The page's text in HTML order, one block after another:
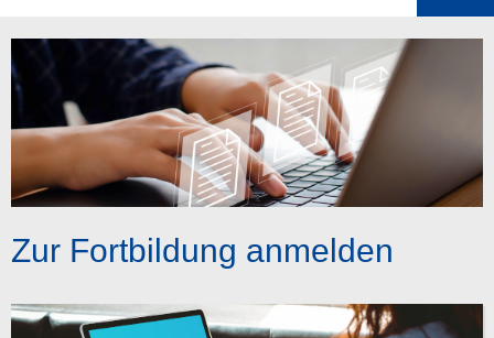
Zur Fortbildung anmelden